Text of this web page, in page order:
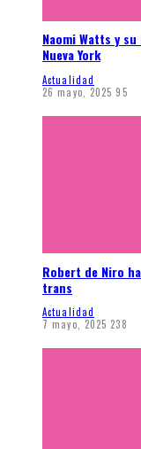
Naomi Watts y
Nueva York
Actualidad
26 mayo, 2025 95
Robert de Niro
trans
Actualidad
7 mayo, 2025 238